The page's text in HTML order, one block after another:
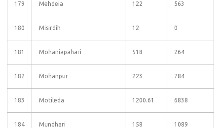
179 Mehdeia 122 563
180 Misirdih 12 0
181 Mohaniapahari 518 264
182 Mohanpur 223 784
183 Motileda 1200.61 6838
184 Mundhari 158 1089